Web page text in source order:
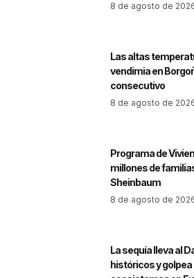
8 de agosto de
Las altas
vendimia en
consecutivo
8 de agosto de
Programa de
millones de
Sheinbaum
8 de agosto de
La sequía lleva al
históricos y